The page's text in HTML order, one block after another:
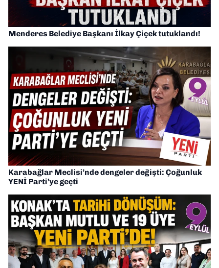
Menderes Belediye Başkanı İlkay Çiçek tutuklandı!
Karabağlar Meclisi’nde dengeler değişti: Çoğunluk
YENİ Parti’ye geçti